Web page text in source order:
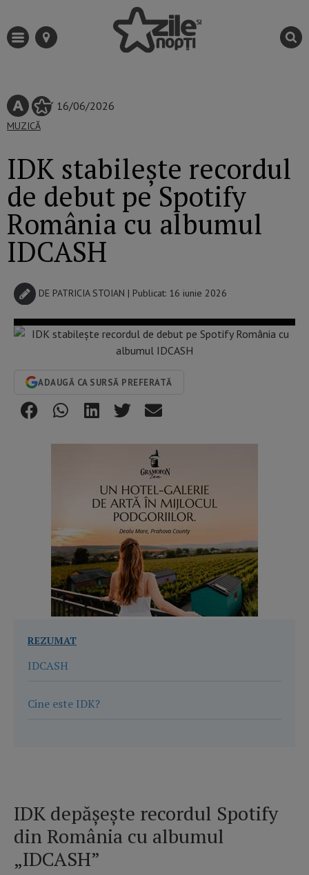
16/06/2026
MUZICĂ
IDK stabilește recordul
de debut pe Spotify
România cu albumul
IDCASH
DE PATRICIA STOIAN | Publicat: 16 iunie 2026
ADAUGĂ CA SURSĂ PREFERATĂ
REZUMAT
IDCASH
Cine este IDK?
IDK depășește recordul Spotify
din România cu albumul
„IDCASH”